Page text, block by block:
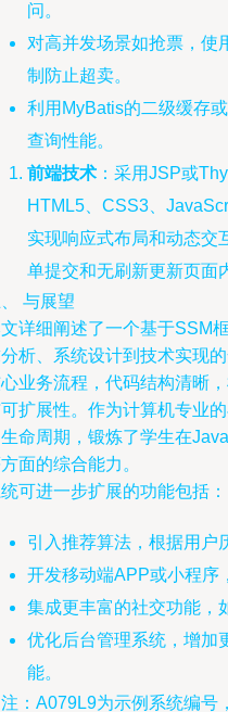
问。
对高并发场景如抢票，使
制防止超卖。
利用MyBatis的二级缓存
查询性能。
前端技术 ：采用JSP或
HTML5、CSS3、
实现响应式布局和动态交
单提交和无刷新更新页面
与展望
详细阐述了一个基于SSM
析、系统设计到技术实现
业务流程，代码结构清晰
扩展性。作为计算机专业
命周期，锻炼了学生在
面的综合能力。
可进一步扩展的功能包括：
引入推荐算法，根据用户
开发移动端APP或小程序
集成更丰富的社交功能，
优化后台管理系统，增加
能。
：A079L9为示例系统编号